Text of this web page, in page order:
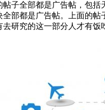
子全部都是广告帖，包括
全部都是广告帖。上面的帖
研究的这一部分人才有饭